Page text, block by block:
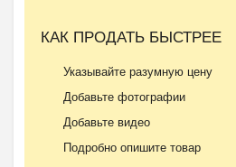
КАК ПРОДАТЬ БЫСТРЕЕ
Указывайте разумную цену
Добавьте фотографии
Добавьте видео
Подробно опишите товар